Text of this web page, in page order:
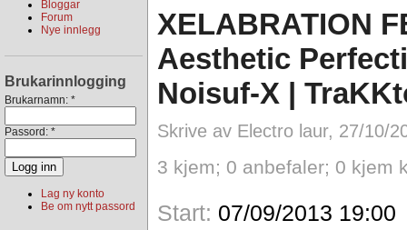
Bloggar
Forum
Nye innlegg
Brukarinnlogging
Brukarnamn: *
Passord: *
Lag ny konto
Be om nytt passord
XELABRATION
Aesthetic
Noisuf-X |
Skrive av Electro laur, 27/10/
3 kjem; 0 anbefaler; 0 kjem
Start: 07/09/2013 19:00